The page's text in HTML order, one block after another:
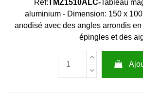
Réf:TMZ1510ALC-Tableau
aluminium - Dimension: 150 x
anodisé avec des angles arrondis
épingles et des